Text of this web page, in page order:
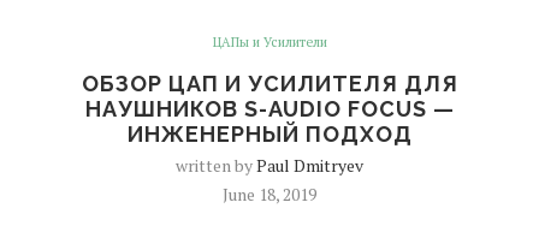
ЦАПы и Усилители
ОБЗОР ЦАП И УСИЛИТЕЛЯ ДЛЯ
НАУШНИКОВ S-AUDIO FOCUS —
ИНЖЕНЕРНЫЙ ПОДХОД
written byPaul Dmitryev
June 18, 2019